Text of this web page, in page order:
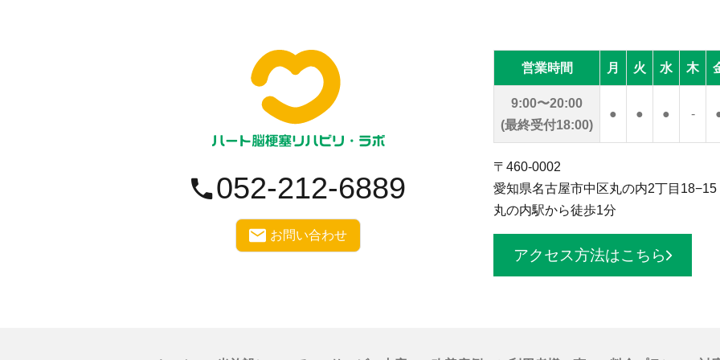
052-212-6889
お問い合わせ
営業時間 月 火 水 木
9:00〜20:00
(最終受付18:00)
● ● ● -
〒460-0002
愛知県名古屋市中区丸の内2丁目18−15
丸の内駅から徒歩1分
アクセス方法はこちら